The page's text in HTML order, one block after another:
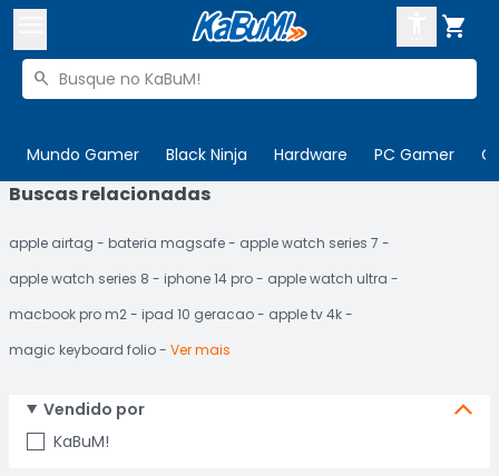

Buscar produtos

Mundo Gamer Black Ninja Hardware PC Gamer

 Departamentos
Cupons
Mais Vendidos
Ativar tradutor em libras
ENTRE
CADASTRE-SE
Buscas relacionadas
apple airtag bateria magsafe
apple watch series 7
apple watch series 8
iphone 14 pro
apple watch ultra
macbook pro m2
ipad 10 geracao
apple tv 4k
magic keyboard folio
Ver mais
Vendido por
KaBuM!